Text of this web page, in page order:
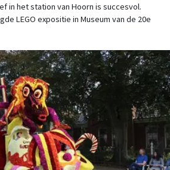
in het station van Hoorn is succesvol.
LEGO expositie in Museum van de 20e